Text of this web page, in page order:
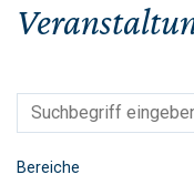
Bereiche